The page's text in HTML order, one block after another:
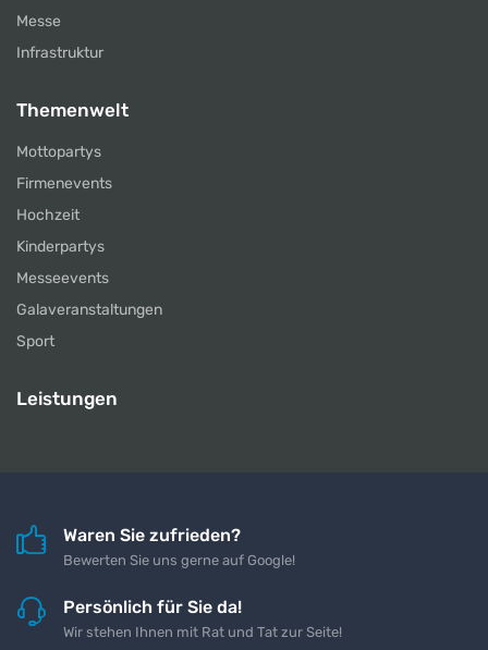
Messe
Infrastruktur
Themenwelt
Mottopartys
Firmenevents
Hochzeit
Kinderpartys
Messeevents
Galaveranstaltungen
Sport
Leistungen
Waren Sie zufrieden?
Bewerten Sie uns gerne auf Google!
Persönlich für Sie da!
Wir stehen Ihnen mit Rat und Tat zur Seite!